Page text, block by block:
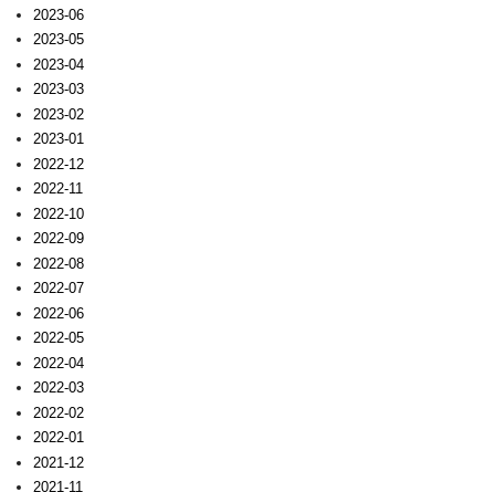
2023-06
2023-05
2023-04
2023-03
2023-02
2023-01
2022-12
2022-11
2022-10
2022-09
2022-08
2022-07
2022-06
2022-05
2022-04
2022-03
2022-02
2022-01
2021-12
2021-11